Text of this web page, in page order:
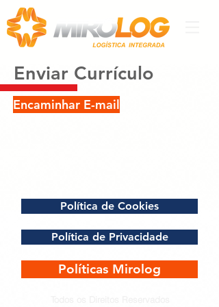
Enviar Currículo
Encaminhar E-mail
Política de Cookies
Política de Privacidade
Políticas Mirolog